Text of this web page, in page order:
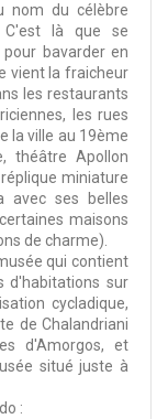
nom du célèbre
C'est là que se
bavarder en
vient la fraicheur
les restaurants
les rues
la ville au 19ème
théâtre Apollon
miniature
avec ses belles
maisons
de charme).
qui contient
d'habitations sur
cycladique,
de Chalandriani
d'Amorgos, et
situé juste à
: